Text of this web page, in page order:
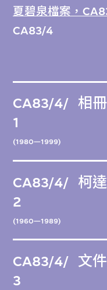
夏碧泉檔案，
CA83/4
CA83/4/
1
(1980—1999)
相冊
CA83/4/
2
(1960—1989)
柯
CA83/4/
3
文